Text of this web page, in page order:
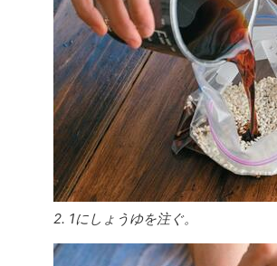
2. 1にしょうゆを注ぐ。